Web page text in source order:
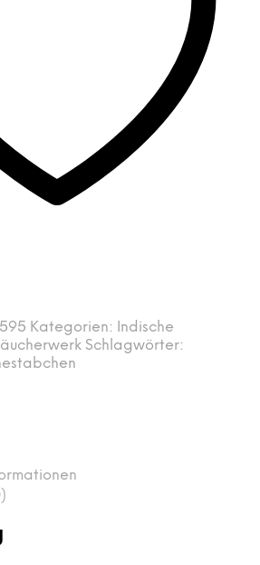
Kategorien: Indische
Schlagwörter: